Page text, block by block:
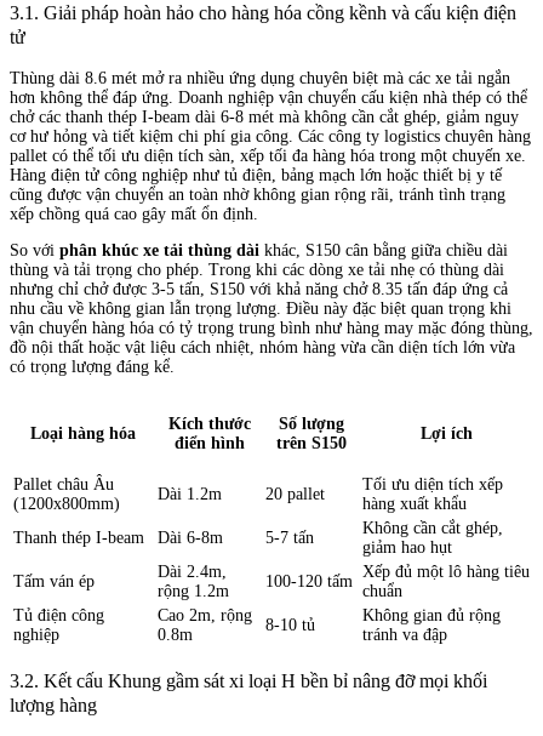
3.1. Giải pháp hoàn hảo cho hàng hóa cồng kềnh và cấu kiện điện
tử
Thùng dài 8.6 mét mở ra nhiều ứng dụng chuyên biệt mà các xe tải ngắn
hơn không thể đáp ứng. Doanh nghiệp vận chuyển cấu kiện nhà thép có thể
chở các thanh thép I-beam dài 6-8 mét mà không cần cắt ghép, giảm nguy
cơ hư hỏng và tiết kiệm chi phí gia công. Các công ty logistics chuyên hàng
pallet có thể tối ưu diện tích sàn, xếp tối đa hàng hóa trong một chuyến xe.
Hàng điện tử công nghiệp như tủ điện, bảng mạch lớn hoặc thiết bị y tế
cũng được vận chuyển an toàn nhờ không gian rộng rãi, tránh tình trạng
xếp chồng quá cao gây mất ổn định.
So với phân khúc xe tải thùng dài khác, S150 cân bằng giữa chiều dài
thùng và tải trọng cho phép. Trong khi các dòng xe tải nhẹ có thùng dài
nhưng chỉ chở được 3-5 tấn, S150 với khả năng chở 8.35 tấn đáp ứng cả
nhu cầu về không gian lẫn trọng lượng. Điều này đặc biệt quan trọng khi
vận chuyển hàng hóa có tỷ trọng trung bình như hàng may mặc đóng thùng,
đồ nội thất hoặc vật liệu cách nhiệt, nhóm hàng vừa cần diện tích lớn vừa
có trọng lượng đáng kể.
Loại hàng hóa
Kích thước
điển hình
Số lượng
trên S150
Lợi ích
Pallet châu Âu
(1200x800mm)
Dài 1.2m 20 pallet
Tối ưu diện tích xếp
hàng xuất khẩu
Thanh thép I-beam
Dài 6-8m 5-7 tấn
Không cần cắt ghép,
giảm hao hụt
Tấm ván ép
Dài 2.4m,
rộng 1.2m
100-120 tấm
Xếp đủ một lô hàng tiêu
chuẩn
Tủ điện công
nghiệp
Cao 2m, rộng
0.8m
8-10 tủ
Không gian đủ rộng
tránh va đập
3.2. Kết cấu Khung gầm sát xi loại H bền bỉ nâng đỡ mọi khối
lượng hàng